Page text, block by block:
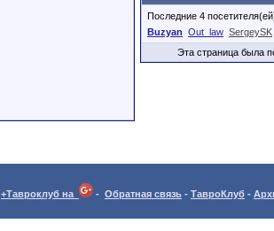
Последние 4
Buzyan Out_law SergeySK
Эта страница была
+Тавроклуб на - Обратная связь - ТавроКлуб -